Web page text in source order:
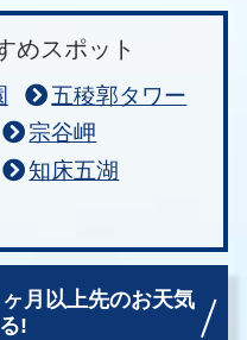
めスポット
五稜郭タワー
宗谷岬
知床五湖
ヶ月以上先のお天気
!